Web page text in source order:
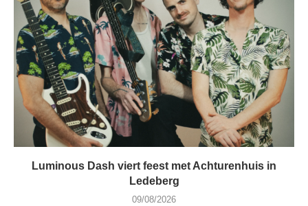
Luminous Dash viert feest met Achturenhuis in
Ledeberg
09/08/2026